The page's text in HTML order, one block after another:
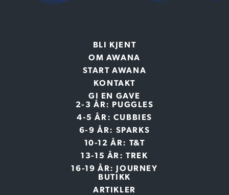
BLI KJENT
OM AWANA
START AWANA
KONTAKT
GI EN GAVE
2-3 ÅR: PUGGLES
4-5 ÅR: CUBBIES
6-9 ÅR: SPARKS
10-12 ÅR: T&T
13-15 ÅR: TREK
16-19 ÅR: JOURNEY
BUTIKK
ARTIKLER